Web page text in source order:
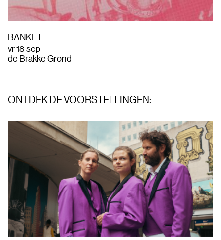
BANKET
vr 18 sep
de Brakke Grond
ONTDEK DE VOORSTELLINGEN: